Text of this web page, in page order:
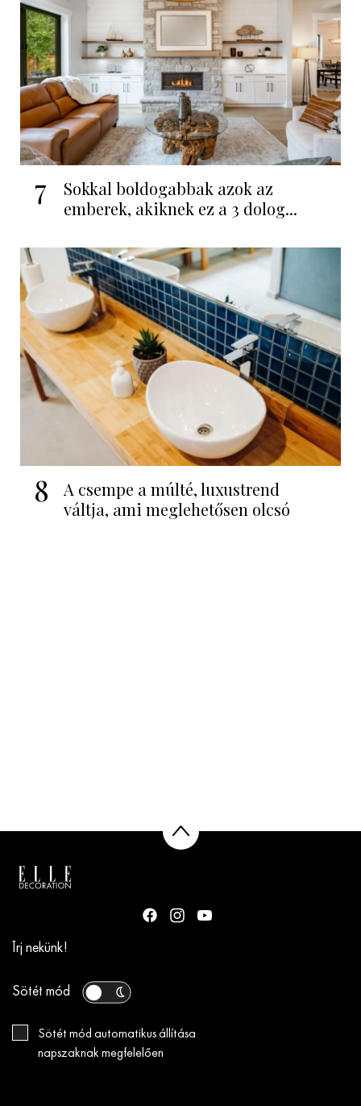
7
Sokkal boldogabbak azok az
emberek, akiknek ez a 3 dolog...
8
A csempe a múlté, luxustrend
váltja, ami meglehetősen olcsó
Írj nekünk!
Sötét mód
Sötét mód automatikus állítása
napszaknak megfelelően